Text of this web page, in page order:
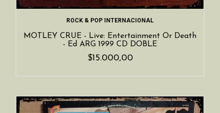
ROCK & POP INTERNACIONAL
MOTLEY CRUE - Live: Entertainment Or Death
- Ed ARG 1999 CD DOBLE
$15.000,00